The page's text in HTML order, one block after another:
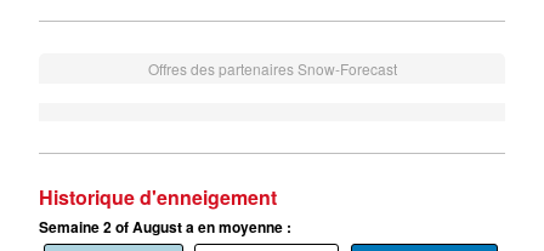
Offres des partenaires Snow-Forecast
Historique d'enneigement
Semaine 2 of August a en moyenne :